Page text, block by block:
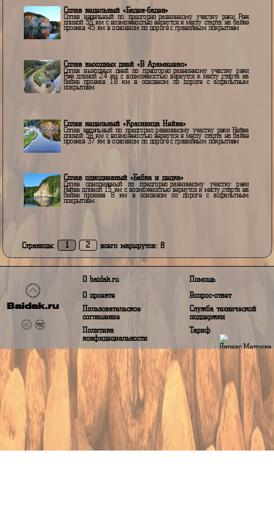
Сплав выходных дней «Капова пещера»
Сплав выходных дней по предгорно-равнинному участку
Белая длиной 62 км с возможностью вернутся к месту старта
байке проехав 50 км в основном по дороге с
Сплав недельный «Баден-баден»
Сплав недельный по предгорно-равнинному участку реки
длиной 55 км с возможностью вернутся к месту старта на
проехав 45 км в основном по дороге с гравийным покрытием
Сплав выходных дней «В Арамашево»
Сплав выходных дней по предгорно-равнинному участку
Реж длиной 24 км с возможностью вернутся к месту старта
Сплав недельный «Красавица Нейва»
длиной 58 км с возможностью вернутся к месту старта на
Сплав однодневный «Бабка и дедка»
Сплав однодневный по предгорно-равнинному участку
Нейва длиной 15 км с возможностью вернутся к месту старта
байке проехав 8 км в основном по дороге с
1 2всего маршрутов: 8
Baidak.ru
О baidak.ru
О проекте
Пользовательское
соглашение
Политика
конфидециальности
Помощь
Вопрос-ответ
Служба
поддержки
Тариф